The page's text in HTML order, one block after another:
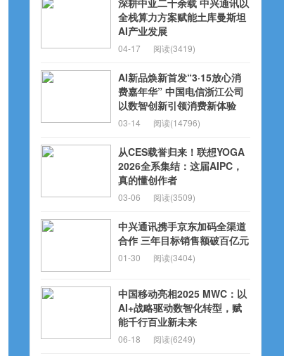
深耕中亚二十余载 中兴通讯以
全栈算力方案赋能土库曼斯坦
AI产业发展
04-17 阅读(3419)
AI新品焕新首发“3·15放心消
费嘉年华” 中国电信浙江公司
以数智创新引领消费新体验
03-14 阅读(14796)
从CES载誉归来！联想YOGA
2026全系集结：这届AIPC，
真的懂创作者
03-06 阅读(3509)
中兴通讯携手京东加码全渠道
合作 三年目标销售额破百亿元
01-30 阅读(3404)
中国移动亮相2025 MWC：以
AI+战略驱动数智化转型，赋
能千行百业新未来
06-18 阅读(6249)